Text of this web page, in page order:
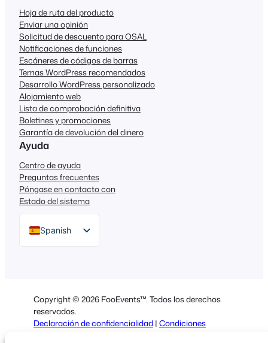
Hoja de ruta del producto
Enviar una opinión
Solicitud de descuento para OSAL
Notificaciones de funciones
Escáneres de códigos de barras
Temas WordPress recomendados
Desarrollo WordPress personalizado
Alojamiento web
Lista de comprobación definitiva
Boletines y promociones
Garantía de devolución del dinero
Ayuda
Centro de ayuda
Preguntas frecuentes
Póngase en contacto con
Estado del sistema
Spanish
Italian
Portuguese
Copyright © 2026 FooEvents™. Todos los derechos
reservados.
Declaración de confidencialidad | Condiciones